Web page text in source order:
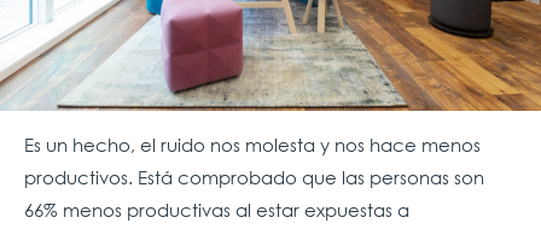
Es un hecho, el ruido nos molesta y nos hace menos
productivos. Está comprobado que las personas son
66% menos productivas al estar expuestas a